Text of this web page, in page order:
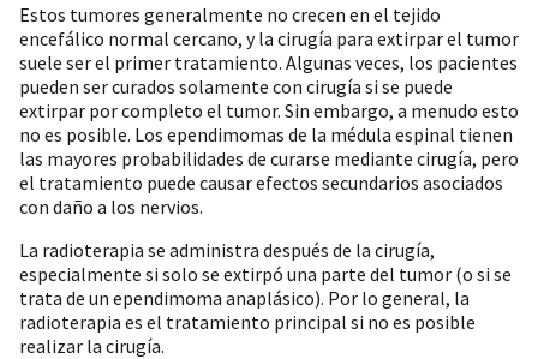
Estos tumores generalmente no crecen en el tejido
encefálico normal cercano, y la cirugía para extirpar el tumor
suele ser el primer tratamiento. Algunas veces, los pacientes
pueden ser curados solamente con cirugía si se puede
extirpar por completo el tumor. Sin embargo, a menudo esto
no es posible. Los ependimomas de la médula espinal tienen
las mayores probabilidades de curarse mediante cirugía, pero
el tratamiento puede causar efectos secundarios asociados
con daño a los nervios.
La radioterapia se administra después de la cirugía,
especialmente si solo se extirpó una parte del tumor (o si se
trata de un ependimoma anaplásico). Por lo general, la
radioterapia es el tratamiento principal si no es posible
realizar la cirugía.